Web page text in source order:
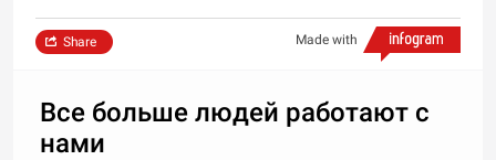
Made with
Share
Все больше людей работают с
нами